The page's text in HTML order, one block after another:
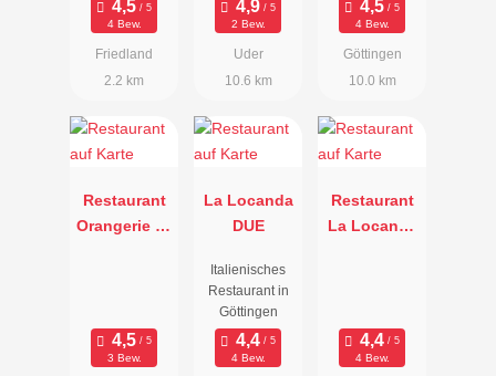
4 Bew.
Friedland
2.2 km
Frosch
2 Bew.
Uder
10.6 km
4 Bew.
Göttingen
10.0 km
Restaurant
Orangerie im
3 Bew.
La Locanda
DUE
Italienisches
Restaurant in
Göttingen
4 Bew.
Restaurant
La Locanda
4 Bew.